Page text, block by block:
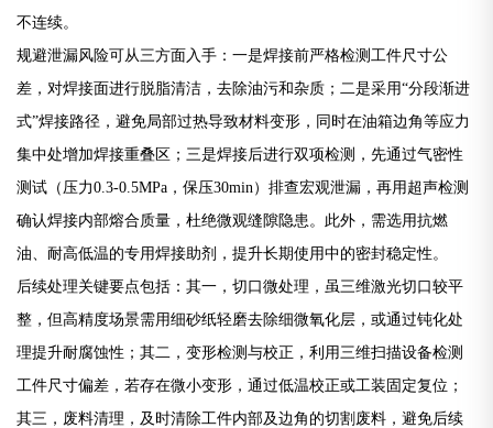
不连续。
规避泄漏风险可从三方面入手：一是焊接前严格检测工件尺寸公
差，对焊接面进行脱脂清洁，去除油污和杂质；二是采用“分段渐进
式”焊接路径，避免局部过热导致材料变形，同时在油箱边角等应力
集中处增加焊接重叠区；三是焊接后进行双项检测，先通过气密性
测试（压力0.3-0.5MPa，保压30min）排查宏观泄漏，再用超声检测
确认焊接内部熔合质量，杜绝微观缝隙隐患。此外，需选用抗燃
油、耐高低温的专用焊接助剂，提升长期使用中的密封稳定性。
后续处理关键要点包括：其一，切口微处理，虽三维激光切口较平
整，但高精度场景需用细砂纸轻磨去除细微氧化层，或通过钝化处
理提升耐腐蚀性；其二，变形检测与校正，利用三维扫描设备检测
工件尺寸偏差，若存在微小变形，通过低温校正或工装固定复位；
其三，废料清理，及时清除工件内部及边角的切割废料，避免后续